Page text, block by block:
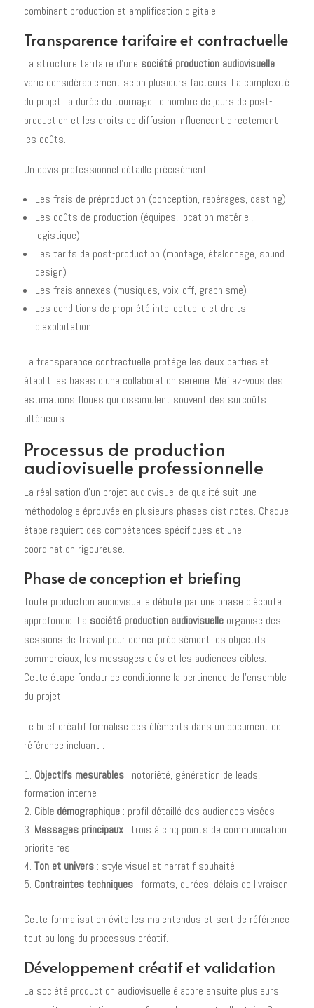
combinant production et amplification digitale.
Transparence tarifaire et contractuelle
La structure tarifaire d'une société production audiovisuelle
varie considérablement selon plusieurs facteurs. La complexité
du projet, la durée du tournage, le nombre de jours de post-
production et les droits de diffusion influencent directement
les coûts.
Un devis professionnel détaille précisément :
Les frais de préproduction (conception, repérages, casting)
Les coûts de production (équipes, location matériel,
logistique)
Les tarifs de post-production (montage, étalonnage, sound
design)
Les frais annexes (musiques, voix-off, graphisme)
Les conditions de propriété intellectuelle et droits
d'exploitation
La transparence contractuelle protège les deux parties et
établit les bases d'une collaboration sereine. Méfiez-vous des
estimations floues qui dissimulent souvent des surcoûts
ultérieurs.
Processus de production
audiovisuelle professionnelle
La réalisation d'un projet audiovisuel de qualité suit une
méthodologie éprouvée en plusieurs phases distinctes. Chaque
étape requiert des compétences spécifiques et une
coordination rigoureuse.
Phase de conception et briefing
Toute production audiovisuelle débute par une phase d'écoute
approfondie. La société production audiovisuelleorganise des
sessions de travail pour cerner précisément les objectifs
commerciaux, les messages clés et les audiences cibles.
Cette étape fondatrice conditionne la pertinence de l'ensemble
du projet.
Le brief créatif formalise ces éléments dans un document de
référence incluant :
Objectifs mesurables: notoriété, génération de leads,
formation interne
Cible démographique: profil détaillé des audiences visées
Messages principaux: trois à cinq points de communication
prioritaires
Ton et univers: style visuel et narratif souhaité
Contraintes techniques: formats, durées, délais de livraison
Cette formalisation évite les malentendus et sert de référence
tout au long du processus créatif.
Développement créatif et validation
La société production audiovisuelle élabore ensuite plusieurs